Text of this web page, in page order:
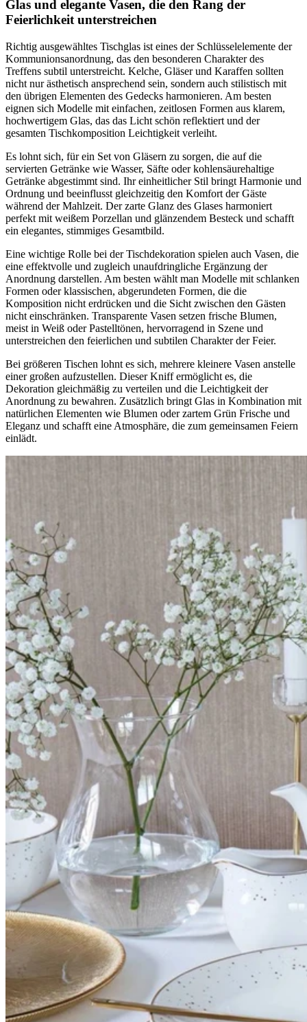
Glas und elegante Vasen, die den Rang der
Feierlichkeit unterstreichen
Richtig ausgewähltes Tischglas ist eines der Schlüsselelemente der
Kommunionsanordnung, das den besonderen Charakter des
Treffens subtil unterstreicht. Kelche, Gläser und Karaffen sollten
nicht nur ästhetisch ansprechend sein, sondern auch stilistisch mit
den übrigen Elementen des Gedecks harmonieren. Am besten
eignen sich Modelle mit einfachen, zeitlosen Formen aus klarem,
hochwertigem Glas, das das Licht schön reflektiert und der
gesamten Tischkomposition Leichtigkeit verleiht.
Es lohnt sich, für ein Set von Gläsern zu sorgen, die auf die
servierten Getränke wie Wasser, Säfte oder kohlensäurehaltige
Getränke abgestimmt sind. Ihr einheitlicher Stil bringt Harmonie und
Ordnung und beeinflusst gleichzeitig den Komfort der Gäste
während der Mahlzeit. Der zarte Glanz des Glases harmoniert
perfekt mit weißem Porzellan und glänzendem Besteck und schafft
ein elegantes, stimmiges Gesamtbild.
Eine wichtige Rolle bei der Tischdekoration spielen auch Vasen, die
eine effektvolle und zugleich unaufdringliche Ergänzung der
Anordnung darstellen. Am besten wählt man Modelle mit schlanken
Formen oder klassischen, abgerundeten Formen, die die
Komposition nicht erdrücken und die Sicht zwischen den Gästen
nicht einschränken. Transparente Vasen setzen frische Blumen,
meist in Weiß oder Pastelltönen, hervorragend in Szene und
unterstreichen den feierlichen und subtilen Charakter der Feier.
Bei größeren Tischen lohnt es sich, mehrere kleinere Vasen anstelle
einer großen aufzustellen. Dieser Kniff ermöglicht es, die
Dekoration gleichmäßig zu verteilen und die Leichtigkeit der
Anordnung zu bewahren. Zusätzlich bringt Glas in Kombination mit
natürlichen Elementen wie Blumen oder zartem Grün Frische und
Eleganz und schafft eine Atmosphäre, die zum gemeinsamen Feiern
einlädt.